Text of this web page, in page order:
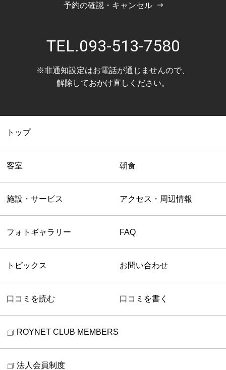
予約の確認・キャンセル
TEL.093-513-7580
※非通知設定はお電話が通じませんので、
解除しておかけ直しください。
トップ
客室 朝食
施設・サービス アクセス・周辺情報
フォトギャラリー FAQ
トピックス お問い合わせ
口コミを読む 口コミを書く
ROYNET CLUB MEMBERS
法人会員制度